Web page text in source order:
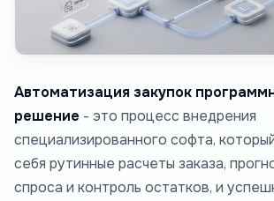
Автоматизация закупок
решение - это процесс внедрения
специализированного софта,
себя рутинные расчеты заказа,
спроса и контроль остатков, и